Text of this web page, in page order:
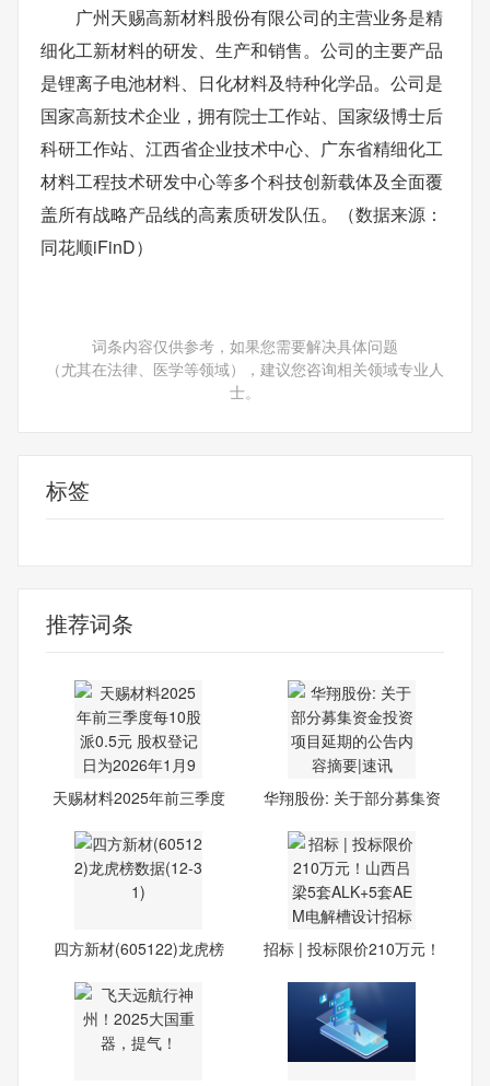
广州天赐高新材料股份有限公司的主营业务是精
细化工新材料的研发、生产和销售。公司的主要产品
是锂离子电池材料、日化材料及特种化学品。公司是
国家高新技术企业，拥有院士工作站、国家级博士后
科研工作站、江西省企业技术中心、广东省精细化工
材料工程技术研发中心等多个科技创新载体及全面覆
盖所有战略产品线的高素质研发队伍。（数据来源：
同花顺iFinD）
词条内容仅供参考，如果您需要解决具体问题
（尤其在法律、医学等领域），建议您咨询相关领域专业人
士。
标签
推荐词条
天赐材料2025年前三季度
华翔股份: 关于部分募集资
四方新材(605122)龙虎榜
招标 | 投标限价210万元！